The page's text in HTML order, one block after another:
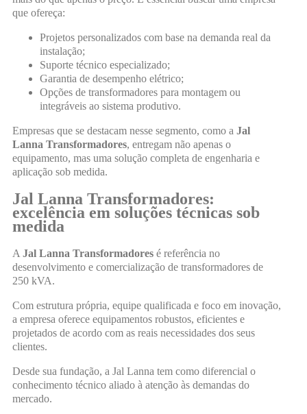
que ofereça:
Projetos personalizados com base na demanda real da
instalação;
Suporte técnico especializado;
Garantia de desempenho elétrico;
Opções de transformadores para montagem ou
integráveis ao sistema produtivo.
Empresas que se destacam nesse segmento, como a Jal
Lanna Transformadores, entregam não apenas o
equipamento, mas uma solução completa de engenharia e
aplicação sob medida.
Jal Lanna Transformadores:
excelência em soluções técnicas sob
medida
A Jal Lanna Transformadores é referência no
desenvolvimento e comercialização de transformadores de
250 kVA.
Com estrutura própria, equipe qualificada e foco em inovação,
a empresa oferece equipamentos robustos, eficientes e
projetados de acordo com as reais necessidades dos seus
clientes.
Desde sua fundação, a Jal Lanna tem como diferencial o
conhecimento técnico aliado à atenção às demandas do
mercado.